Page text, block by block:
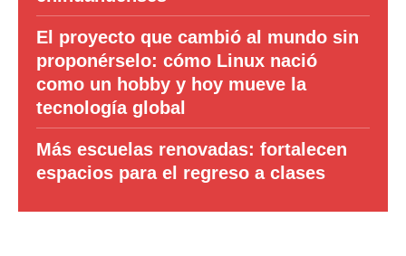
El proyecto que cambió al mundo sin
proponérselo: cómo Linux nació
como un hobby y hoy mueve la
tecnología global
Más escuelas renovadas: fortalecen
espacios para el regreso a clases